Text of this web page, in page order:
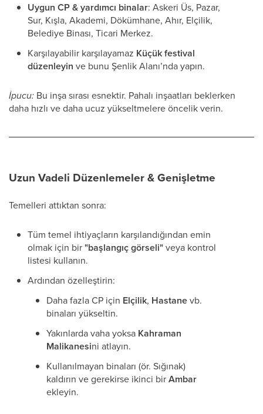
Uygun CP & yardımcı binalar: Askeri Üs, Pazar,
Sur, Kışla, Akademi, Dökümhane, Ahır, Elçilik,
Belediye Binası, Ticari Merkez.
Karşılayabilir karşılayamaz Küçük festival
düzenleyin ve bunu Şenlik Alanı’nda yapın.
İpucu: Bu inşa sırası esnektir. Pahalı inşaatları beklerken
daha hızlı ve daha ucuz yükseltmelere öncelik verin.
Uzun Vadeli Düzenlemeler & Genişletme
Temelleri attıktan sonra:
Tüm temel ihtiyaçların karşılandığından emin
olmak için bir"başlangıç görseli"veya kontrol
listesi kullanın.
Ardından özelleştirin:
Daha fazla CP için Elçilik, Hastanevb.
binaları yükseltin.
Yakınlarda vaha yoksa Kahraman
Malikanesini atlayın.
Kullanılmayan binaları (ör. Sığınak)
kaldırın ve gerekirse ikinci birAmbar
ekleyin.